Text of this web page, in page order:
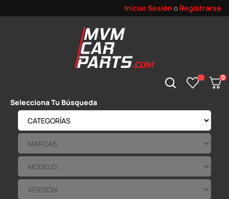
Iniciar Sesión o Registrarse
0
Selecciona Tu Búsqueda